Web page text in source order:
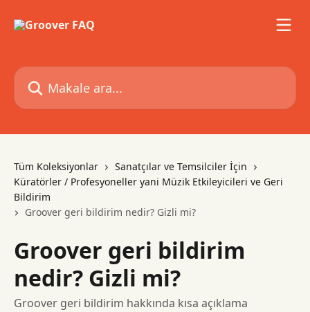
Makale ara...
Tüm Koleksiyonlar
Sanatçılar ve Temsilciler İçin
Küratörler / Profesyoneller yani Müzik Etkileyicileri ve Geri
Bildirim
Groover geri bildirim nedir? Gizli mi?
Groover geri bildirim
nedir? Gizli mi?
Groover geri bildirim hakkında kısa açıklama